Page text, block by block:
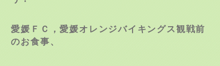
愛媛ＦＣ，愛媛オレンジバイキングス観戦前
のお食事、